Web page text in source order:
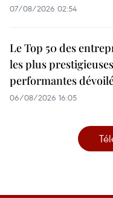
07/08/2026 02:54
Le Top 50 des
les plus
performantes
06/08/2026 16:05